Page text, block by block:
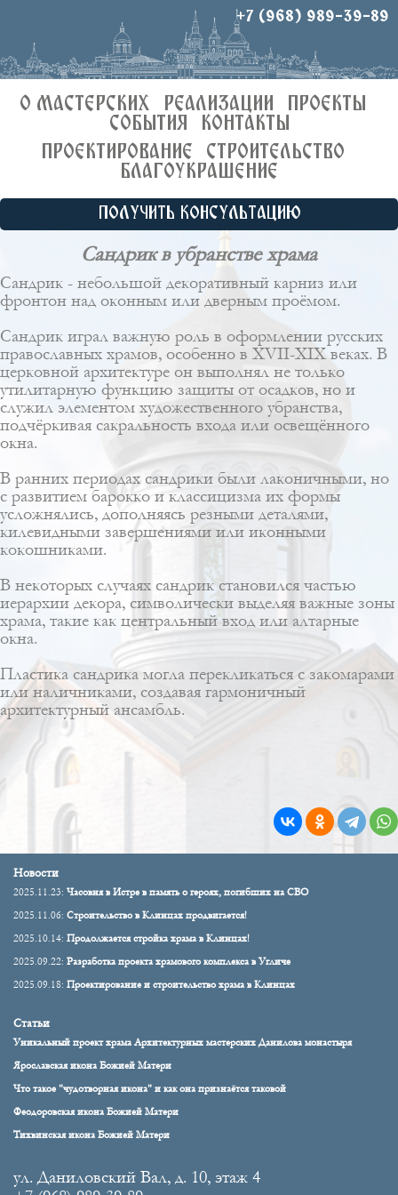
+7 (968) 989-39-89
О МАСТЕРСКИХ РЕАЛИЗАЦИИ
ПРОЕКТЫ
СОБЫТИЯ
КОНТАКТЫ
ПРОЕКТИРОВАНИЕ
СТРОИТЕЛЬСТВО
БЛАГОУКРАШЕНИЕ
ПОЛУЧИТЬ КОНСУЛЬТАЦИЮ
Сандрик в убранстве храма
Сандрик - небольшой декоративный карниз или
фронтон над оконным или дверным проёмом.
Сандрик играл важную роль в оформлении русских
православных храмов, особенно в XVII-XIX веках. В
церковной архитектуре он выполнял не только
утилитарную функцию защиты от осадков, но и
служил элементом художественного убранства,
подчёркивая сакральность входа или освещённого
окна.
В ранних периодах сандрики были лаконичными, но
с развитием барокко и классицизма их формы
усложнялись, дополняясь резными деталями,
килевидными завершениями или иконными
кокошниками.
В некоторых случаях сандрик становился частью
иерархии декора, символически выделяя важные зоны
храма, такие как центральный вход или алтарные
окна.
Пластика сандрика могла перекликаться с закомарами
или наличниками, создавая гармоничный
архитектурный ансамбль.
Новости
2025.11.23: Часовня в Истре в память о героях, погибших на СВО
2025.11.06: Строительство в Клинцах продвигается!
2025.10.14: Продолжается стройка храма в Клинцах!
2025.09.22: Разработка проекта храмового комплекса в Угличе
2025.09.18: Проектирование и строительство храма в Клинцах
Статьи
Уникальный проект храма Архитектурных мастерских Данилова монастыря
Ярославская икона Божией Матери
Что такое "чудотворная икона" и как она признаётся таковой
Феодоровская икона Божией Матери
Тихвинская икона Божией Матери
ул. Даниловский Вал, д. 10, этаж 4